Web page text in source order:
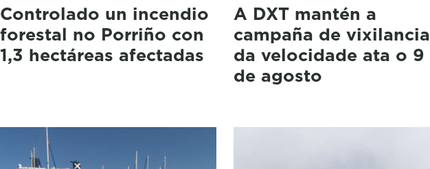
Controlado un incendio
forestal no Porriño con
1,3 hectáreas afectadas
A DXT mantén a
campaña de vixilancia
da velocidade ata o 9
de agosto